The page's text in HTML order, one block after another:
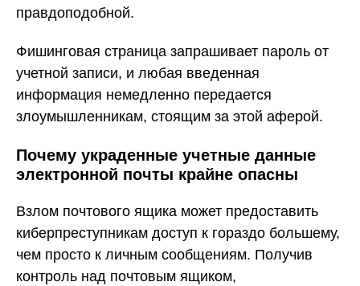
правдоподобной.
Фишинговая страница запрашивает пароль от
учетной записи, и любая введенная
информация немедленно передается
злоумышленникам, стоящим за этой аферой.
Почему украденные учетные данные
электронной почты крайне опасны
Взлом почтового ящика может предоставить
киберпреступникам доступ к гораздо большему,
чем просто к личным сообщениям. Получив
контроль над почтовым ящиком,